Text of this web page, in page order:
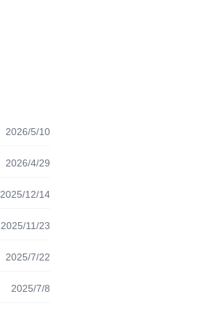
2026/5/10
2026/4/29
2025/12/14
2025/11/23
2025/7/22
2025/7/8